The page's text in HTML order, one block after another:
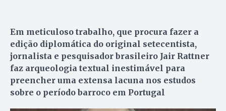
Em meticuloso trabalho, que procura fazer a
edição diplomática do original setecentista,
jornalista e pesquisador brasileiro Jair Rattner
faz arqueologia textual inestimável para
preencher uma extensa lacuna nos estudos
sobre o período barroco em Portugal